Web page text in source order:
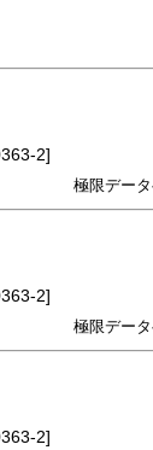
2]
極限デー
2]
極限デー
2]